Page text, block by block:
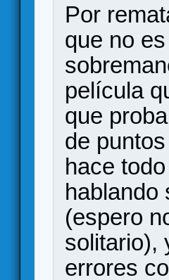
Por
que no
película
que
de
hace
hablando
(espero
solitario),
errores